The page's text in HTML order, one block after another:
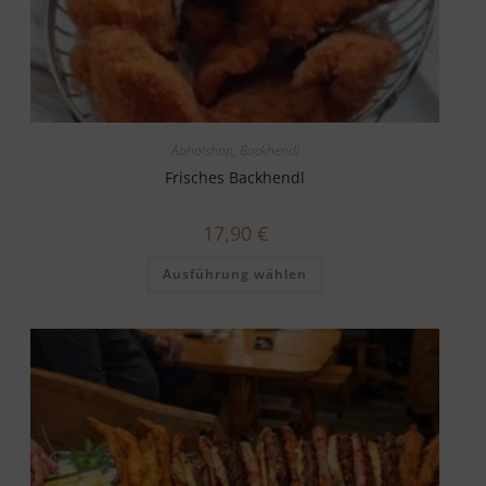
Abholshop , Backhendl
Frisches Backhendl
17,90 €
Ausführung wählen